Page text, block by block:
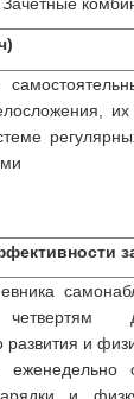
развития и
еженедельно